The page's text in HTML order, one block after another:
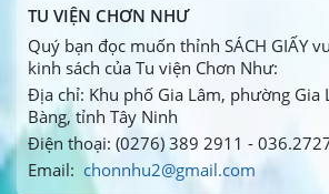
TU VIỆN CHƠN NHƯ
Quý bạn đọc muốn thỉnh SÁCH GIẤY
kinh sách của Tu viện Chơn Như:
Địa chỉ: Khu phố Gia Lâm, phường Gia
Bàng, tỉnh Tây Ninh
Điện thoại: (0276) 389 2911 -
Email: chonnhu2@gmail.com